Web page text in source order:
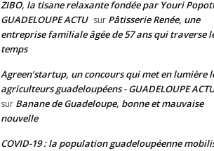
ZIBO, la tisane relaxante fondée par Youri
GUADELOUPE ACTU sur Pâtisserie Renée, une
entreprise familiale âgée de 57 ans qui traverse
temps
Agreen’startup, un concours qui met en lumière
agriculteurs guadeloupéens - GUADELOUPE
sur Banane de Guadeloupe, bonne et mauvaise
nouvelle
COVID-19 : la population guadeloupéenne